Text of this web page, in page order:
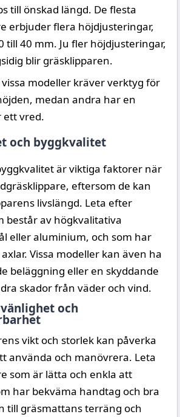
till önskad längd. De flesta
erbjuder flera höjdjusteringar,
till 40 mm. Ju fler höjdjusteringar,
blir gräsklipparen.
modeller kräver verktyg för
medan andra har en
ett vred.
och byggkvalitet
är viktiga faktorer när
eftersom de kan
livslängd. Leta efter
består av högkvalitativa
eller aluminium, och som har
Vissa modeller kan även ha
beläggning eller en skyddande
skador från väder och vind.
och
vikt och storlek kan påverka
använda och manövrera. Leta
som är lätta och enkla att
har bekväma handtag och bra
till gräsmattans terräng och